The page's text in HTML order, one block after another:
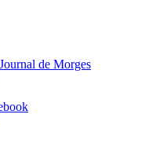
de Morges